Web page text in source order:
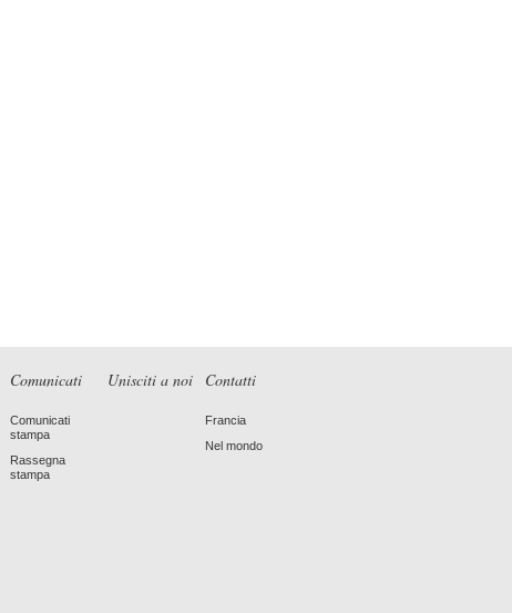
Comunicati
Comunicati
stampa
Rassegna
stampa
Unisciti a noi Contatti
Francia
Nel mondo